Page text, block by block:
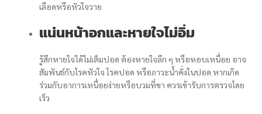
เลือดหรือหัวใจวาย
แน่นหน้าอกและหายใจไม่อิ่ม
รู้สึกหายใจได้ไม่เต็มปอด ต้องหายใจลึก ๆ หรือหอบเหนื่อย อาจ
สัมพันธ์กับโรคหัวใจ โรคปอด หรือภาวะน้ำคั่งในปอด หากเกิด
ร่วมกับอาการเหนื่อยง่ายหรือบวมที่ขา ควรเข้ารับการตรวจโดย
เร็ว